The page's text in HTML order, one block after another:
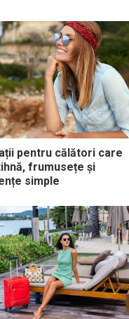
pentru călători care
frumusețe și
simple